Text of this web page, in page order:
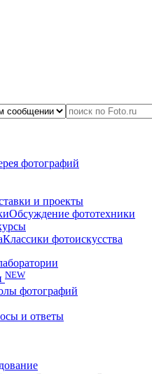
фотографий
и проекты
Обсуждение фототехники
Классики фотоискусства
NEW
фотографий
и ответы